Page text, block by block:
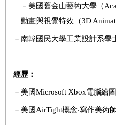
－美國舊金山藝術大學（
動畫與視覺特效（3D
－南韓國民大學工業設計系學
經歷：
－美國Microsoft Xbox電腦繪
－美國AirTight概念‧寫作美術